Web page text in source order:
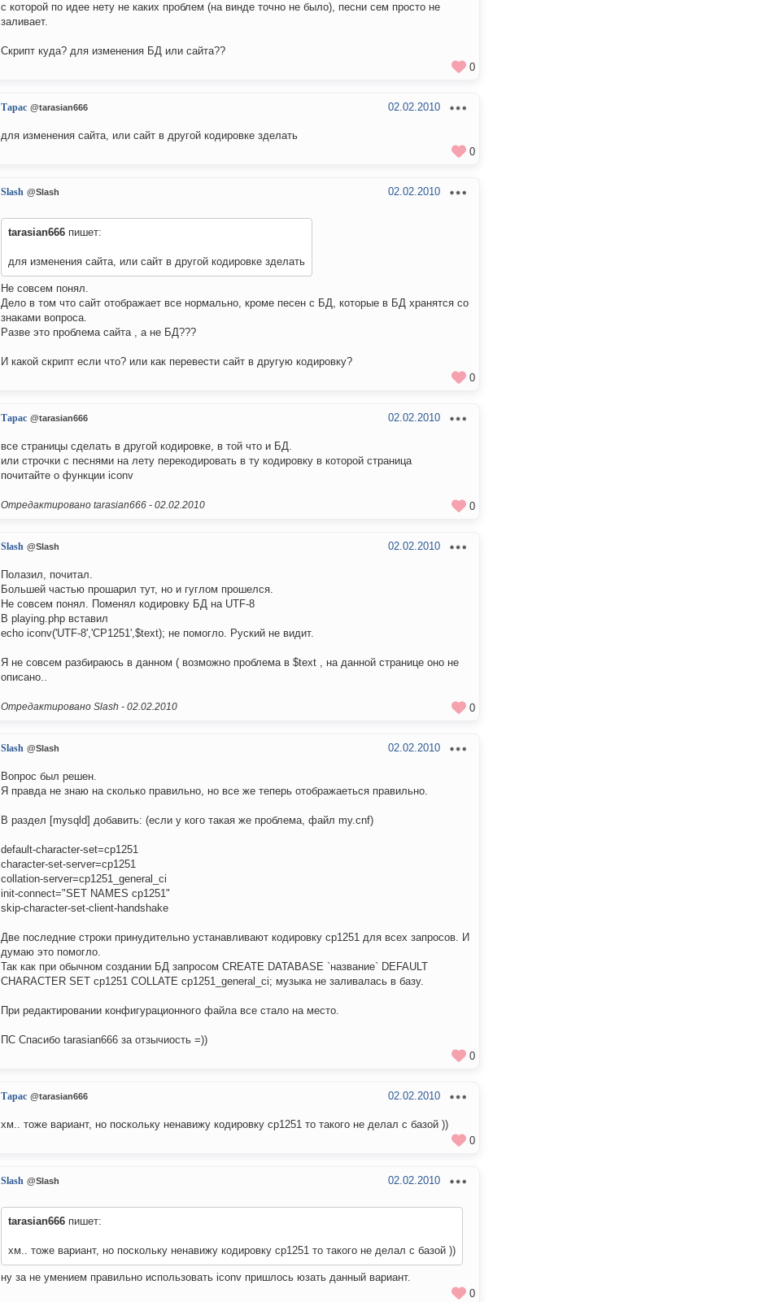
с которой по идее нету не каких проблем (на винде точно не было), песни сем просто не
заливает.
Скрипт куда? для изменения БД или сайта??
0
Тарас @tarasian666 02.02.2010
для изменения сайта, или сайт в другой кодировке зделать
0
Slash @Slash 02.02.2010
tarasian666 пишет:
для изменения сайта, или сайт в другой кодировке зделать
Не совсем понял.
Дело в том что сайт отображает все нормально, кроме песен с БД, которые в БД хранятся со
знаками вопроса.
Разве это проблема сайта , а не БД???
И какой скрипт если что? или как перевести сайт в другую кодировку?
0
Тарас @tarasian666 02.02.2010
все страницы сделать в другой кодировке, в той что и БД.
или строчки с песнями на лету перекодировать в ту кодировку в которой страница
почитайте о функции iconv
Отредактировано tarasian666 - 02.02.2010 0
Slash @Slash 02.02.2010
Полазил, почитал.
Большей частью прошарил тут, но и гуглом прошелся.
Не совсем понял. Поменял кодировку БД на UTF-8
В playing.php вставил
echo iconv('UTF-8','CP1251',$text); не помогло. Руский не видит.
Я не совсем разбираюсь в данном ( возможно проблема в $text , на данной странице оно не
описано..
Отредактировано Slash - 02.02.2010 0
Slash @Slash 02.02.2010
Вопрос был решен.
Я правда не знаю на сколько правильно, но все же теперь отображаеться правильно.
В раздел [mysqld] добавить: (если у кого такая же проблема, файл my.cnf)
default-character-set=cp1251
character-set-server=cp1251
collation-server=cp1251_general_ci
init-connect="SET NAMES cp1251"
skip-character-set-client-handshake
Две последние строки принудительно устанавливают кодировку cp1251 для всех запросов. И
думаю это помогло.
Так как при обычном создании БД запросом CREATE DATABASE `название` DEFAULT
CHARACTER SET ср1251 COLLATE ср1251_general_ci; музыка не заливалась в базу.
При редактировании конфигурационного файла все стало на место.
ПС Спасибо tarasian666 за отзычиость =))
0
Тарас @tarasian666 02.02.2010
хм.. тоже вариант, но поскольку ненавижу кодировку cp1251 то такого не делал с базой ))
0
Slash @Slash 02.02.2010
tarasian666 пишет:
хм.. тоже вариант, но поскольку ненавижу кодировку cp1251 то такого не делал с базой ))
ну за не умением правильно использовать iconv пришлось юзать данный вариант.
0